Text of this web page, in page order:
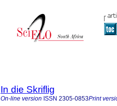
In die Skriflig
On-line version ISSN 2305-0853Print